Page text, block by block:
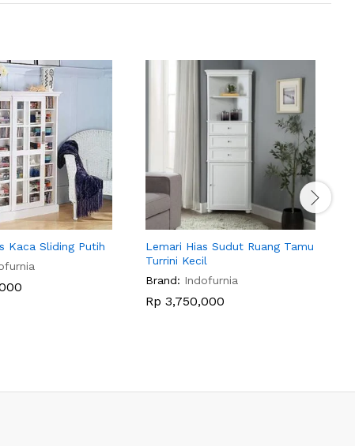
Kaca Sliding Putih
Lemari Hias Sudut Ruang Tamu
Turrini Kecil
Brand: Indofurnia
Rp 3,750,000